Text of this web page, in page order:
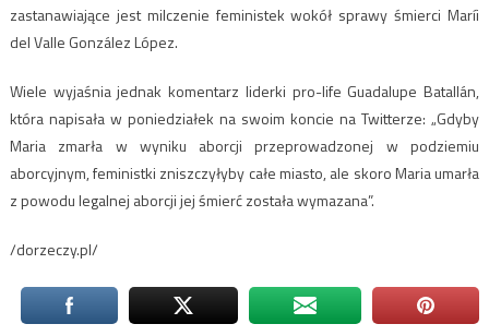
zastanawiające jest milczenie feministek wokół sprawy śmierci Maríi
del Valle González López.
Wiele wyjaśnia jednak komentarz liderki pro-life Guadalupe Batallán,
która napisała w poniedziałek na swoim koncie na Twitterze: „Gdyby
Maria zmarła w wyniku aborcji przeprowadzonej w podziemiu
aborcyjnym, feministki zniszczyłyby całe miasto, ale skoro Maria umarła
z powodu legalnej aborcji jej śmierć została wymazana”.
/dorzeczy.pl/